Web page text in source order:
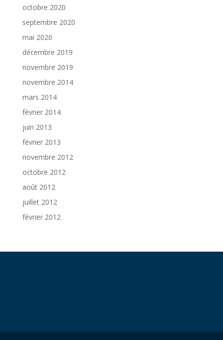
octobre 2020
septembre 2020
mai 2020
décembre 2019
novembre 2019
novembre 2014
mars 2014
février 2014
juin 2013
février 2013
novembre 2012
octobre 2012
août 2012
juillet 2012
février 2012